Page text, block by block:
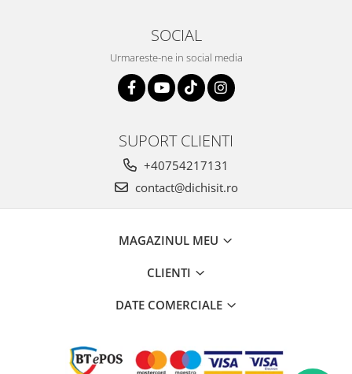
SOCIAL
Urmareste-ne in social media
SUPORT CLIENTI
+40754217131
contact@dichisit.ro
MAGAZINUL MEU
CLIENTI
DATE COMERCIALE